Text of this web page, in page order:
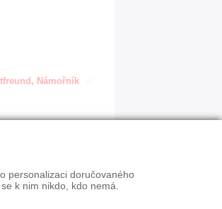
Námořník
personalizaci doručovaného
k nim nikdo, kdo nemá.